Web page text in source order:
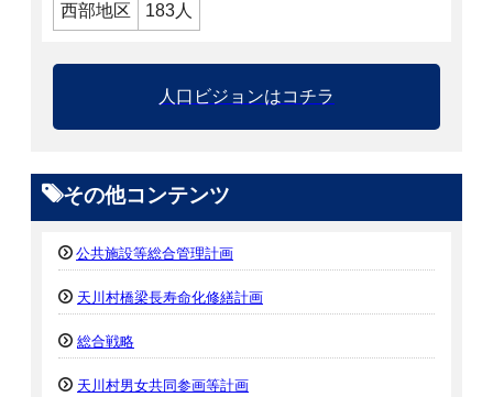
西部地区
183人
人口ビジョンはコチラ
その他コンテンツ
公共施設等総合管理計画
天川村橋梁長寿命化修繕計画
総合戦略
天川村男女共同参画等計画